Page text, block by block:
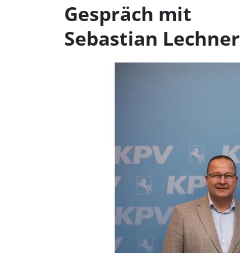
Gespräch mit
Sebastian Lechner